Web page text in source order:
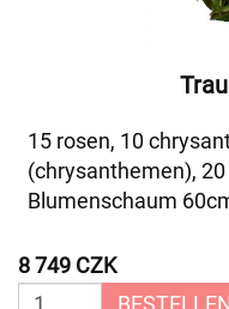
15 rosen, 10
(chrysanthemen),
Blumenschaum
8 749 CZK